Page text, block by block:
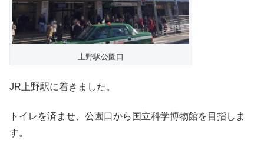
上野駅公園口
JR上野駅に着きました。
トイレを済ませ、公園口から国立科学博物館を目指しま
す。